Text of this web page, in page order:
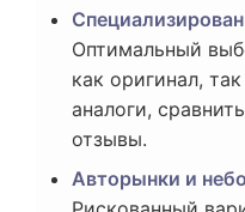
Оптимальный
как оригинал,
аналоги,
отзывы.
Авторынки и